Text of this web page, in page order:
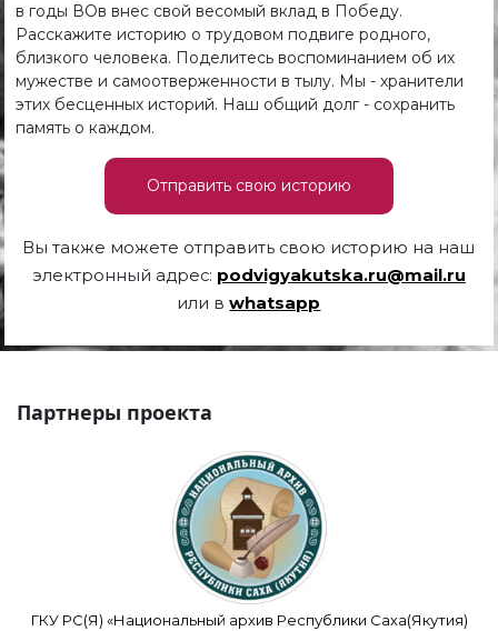
в годы ВОв внес свой весомый вклад в Победу.
Расскажите историю о трудовом подвиге родного,
близкого человека. Поделитесь воспоминанием об их
мужестве и самоотверженности в тылу. Мы - хранители
этих бесценных историй. Наш общий долг - сохранить
память о каждом.
Отправить свою историю
Вы также можете отправить свою историю на наш
электронный адрес: podvigyakutska.ru@mail.ru
или вwhatsapp
Партнеры проекта
ГКУ РС(Я) «Национальный архив Республики Саха(Якутия)